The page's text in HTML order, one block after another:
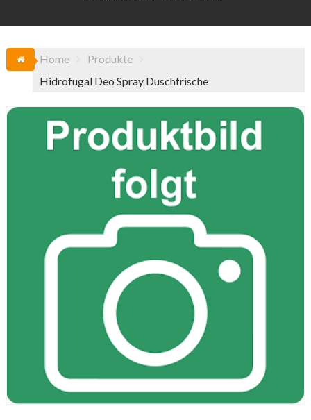
Home
Produkte
Hidrofugal Deo Spray Duschfrische